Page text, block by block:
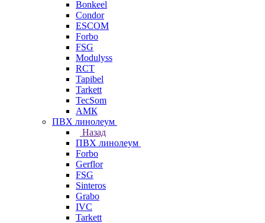
Bonkeel
Condor
ESCOM
Forbo
FSG
Modulyss
RCT
Tapibel
Tarkett
TecSom
АМК
ПВХ линолеум
Назад
ПВХ линолеум
Forbo
Gerflor
FSG
Sinteros
Grabo
IVC
Tarkett